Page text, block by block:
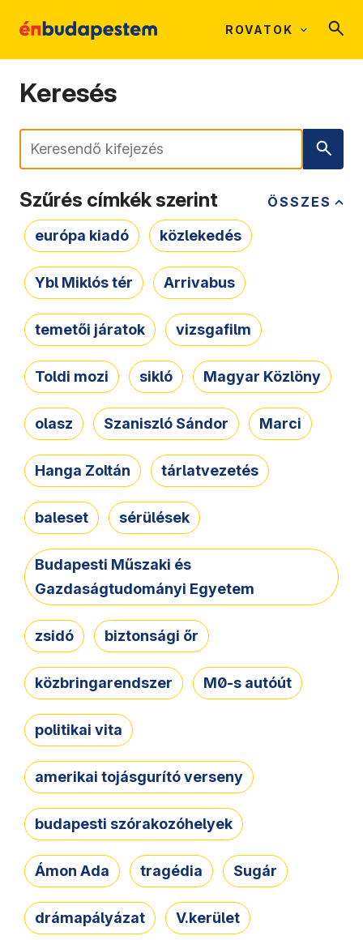
ROVATOK
Keresés
Keresés
ÖSSZES
Szűrés címkék szerint
európa kiadó közlekedés
Ybl Miklós tér Arrivabus
temetői járatok vizsgafilm
Toldi mozi sikló Magyar Közlöny
olasz Szaniszló Sándor Marci
Hanga Zoltán tárlatvezetés
baleset sérülések
Budapesti Műszaki és
Gazdaságtudományi Egyetem
zsidó biztonsági őr
közbringarendszer M0-s autóút
politikai vita
amerikai tojásgurító verseny
budapesti szórakozóhelyek
Ámon Ada tragédia Sugár
drámapályázat V.kerület